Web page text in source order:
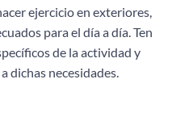
ejercicio en exteriores,
para el día a día. Ten
de la actividad y
dichas necesidades.